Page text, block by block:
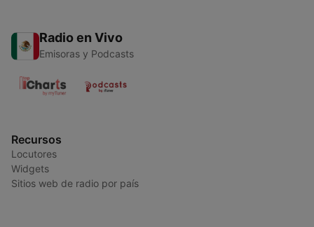
Radio en Vivo
Emisoras y Podcasts
Recursos
Locutores
Widgets
Sitios web de radio por país